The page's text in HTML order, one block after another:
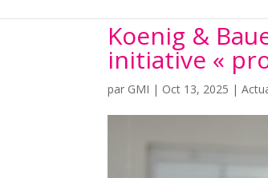
Koenig &
initiative «
par GMI | Oct 13, 2025 |